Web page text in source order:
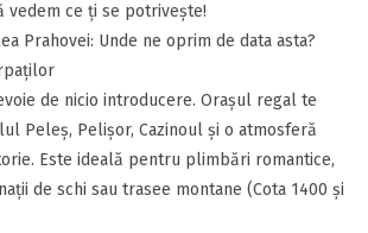
vedem ce ți se potrivește!
Prahovei: Unde ne oprim de data asta?
de nicio introducere. Orașul regal te
Peleș, Pelișor, Cazinoul și o atmosferă
Este ideală pentru plimbări romantice,
de schi sau trasee montane (Cota 1400 și